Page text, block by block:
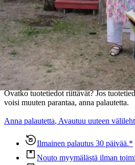
Ominaisuudet
Oletko tyytyväinen
Ovatko tuotetiedot riittävät? Jos
voisi muuten parantaa, anna palautetta.
Anna palautetta, Avautuu uuteen
Ilmainen palautus 30 päivää.*
Nouto myymälästä ilman